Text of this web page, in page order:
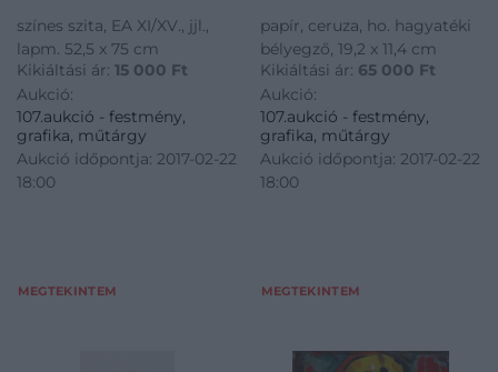
színes szita, EA XI/XV., jjl.,
lapm. 52,5 x 75 cm
Kikiáltási ár: 15 000 Ft
Aukció:
107.aukció - festmény,
grafika, műtárgy
Aukció időpontja: 2017-02-22
18:00
MEGTEKINTEM
papír, ceruza, ho. hagyatéki
bélyegző, 19,2 x 11,4 cm
Kikiáltási ár: 65 000 Ft
Aukció:
107.aukció - festmény,
grafika, műtárgy
Aukció időpontja: 2017-02-22
18:00
MEGTEKINTEM